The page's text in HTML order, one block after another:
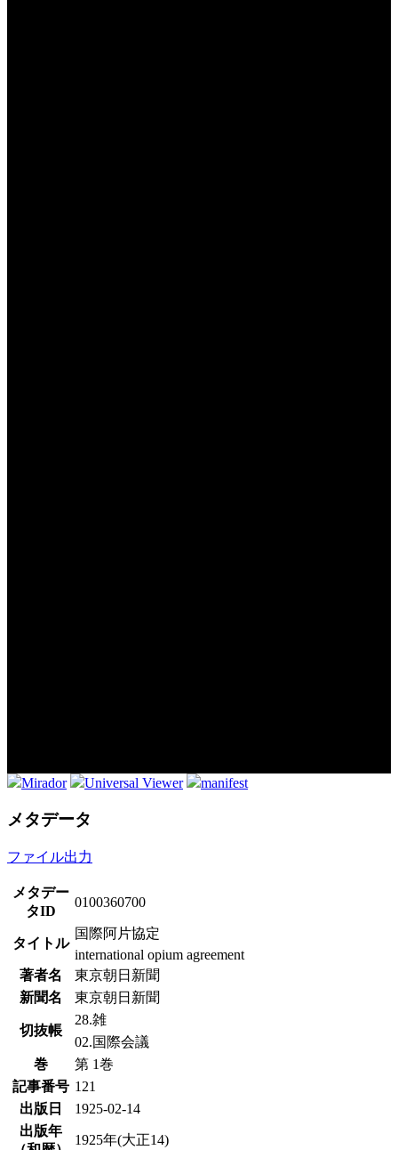
Mirador Universal Viewer manifest
メタデータ
ファイル出力
メタデー
タID
0100360700
タイトル
国際阿片協定
international opium agreement
著者名
東京朝日新聞
新聞名
東京朝日新聞
切抜帳
28.雑
02.国際会議
巻
第 1巻
記事番号 121
出版日
1925-02-14
出版年
1925年(大正14)